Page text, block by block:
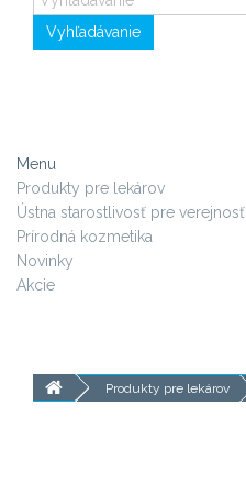
Vyhľadávanie
Menu
Produkty pre lekárov
Ústna starostlivosť pre verejnosť
Prírodná kozmetika
Novinky
Akcie
Produkty pre lekárov